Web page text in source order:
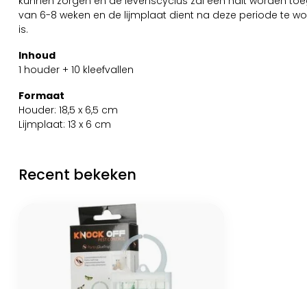
van 6-8 weken en de lijmplaat dient na deze periode te
is.
Inhoud
1 houder + 10 kleefvallen
Formaat
Houder: 18,5 x 6,5 cm
Lijmplaat: 13 x 6 cm
Recent bekeken